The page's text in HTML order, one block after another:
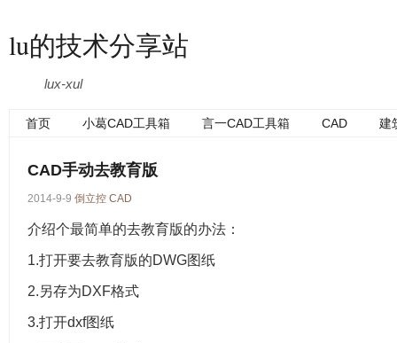
lu的技术分享站
lux-xul
首页 小葛CAD工具箱 言一CAD工具箱 CAD 建
CAD手动去教育版
2014-9-9 倒立控 CAD
介绍个最简单的去教育版的办法：
1.打开要去教育版的DWG图纸
2.另存为DXF格式
3.打开dxf图纸